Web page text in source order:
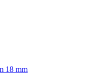
18 mm